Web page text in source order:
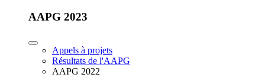
AAPG 2023
Appels à projets
Résultats de l'AAPG
AAPG 2022